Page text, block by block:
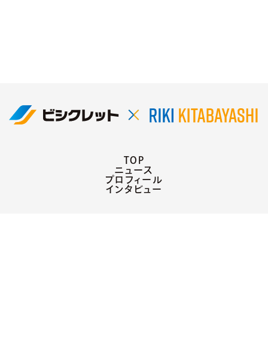
TOP
ニュース
プロフィール
インタビュー